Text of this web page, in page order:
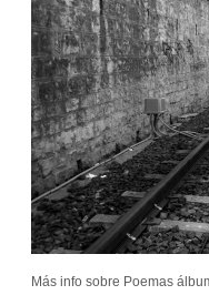
Más info sobre Poemas